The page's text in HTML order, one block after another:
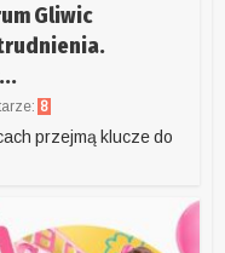
Gliwic
8
przejmą klucze do